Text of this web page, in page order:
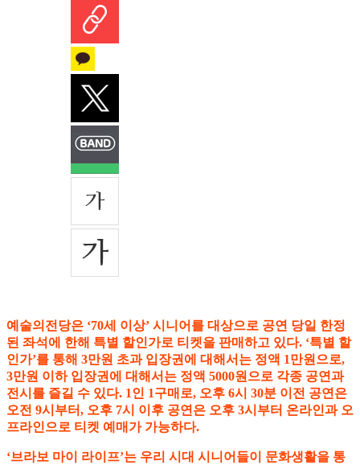
예술의전당은 ‘70세 이상’ 시니어를 대상으로 공연 당일 한정
된 좌석에 한해 특별 할인가로 티켓을 판매하고 있다. ‘특별 할
인가’를 통해 3만원 초과 입장권에 대해서는 정액 1만원으로,
3만원 이하 입장권에 대해서는 정액 5000원으로 각종 공연과
전시를 즐길 수 있다. 1인 1구매로, 오후 6시 30분 이전 공연은
오전 9시부터, 오후 7시 이후 공연은 오후 3시부터 온라인과 오
프라인으로 티켓 예매가 가능하다.
‘브라보 마이 라이프’는 우리 시대 시니어들이 문화생활을 통